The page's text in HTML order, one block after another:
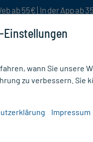
ab 55€ | In der App ab
wann Sie unsere
zu verbessern. Sie
Impressum